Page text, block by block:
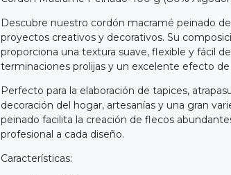
Descubre nuestro cordón macramé peinado
proyectos creativos y decorativos. Su
proporciona una textura suave, flexible y fácil
terminaciones prolijas y un excelente efecto de
Perfecto para la elaboración de tapices,
decoración del hogar, artesanías y una gran
peinado facilita la creación de flecos
profesional a cada diseño.
Características: